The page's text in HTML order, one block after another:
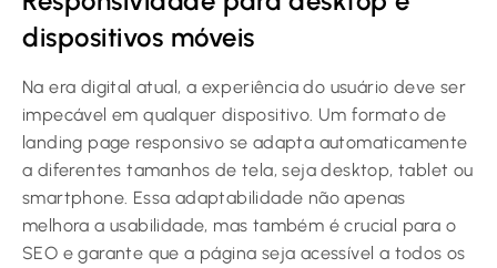
dispositivos móveis
Na era digital atual, a experiência do usuário deve ser
impecável em qualquer dispositivo. Um formato de
landing page responsivo se adapta automaticamente
a diferentes tamanhos de tela, seja desktop, tablet ou
smartphone. Essa adaptabilidade não apenas
melhora a usabilidade, mas também é crucial para o
SEO e garante que a página seja acessível a todos os